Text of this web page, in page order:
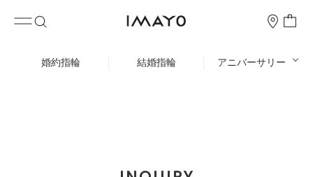
婚約指輪 結婚指輪 アニバーサリー